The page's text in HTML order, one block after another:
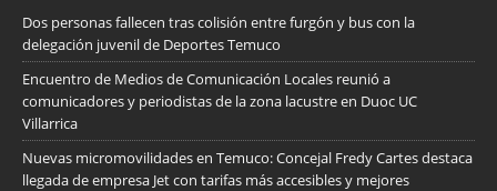
Dos personas fallecen tras colisión entre furgón y bus con la
delegación juvenil de Deportes Temuco
Encuentro de Medios de Comunicación Locales reunió a
comunicadores y periodistas de la zona lacustre en Duoc UC
Villarrica
Nuevas micromovilidades en Temuco: Concejal Fredy Cartes destaca
llegada de empresa Jet con tarifas más accesibles y mejores